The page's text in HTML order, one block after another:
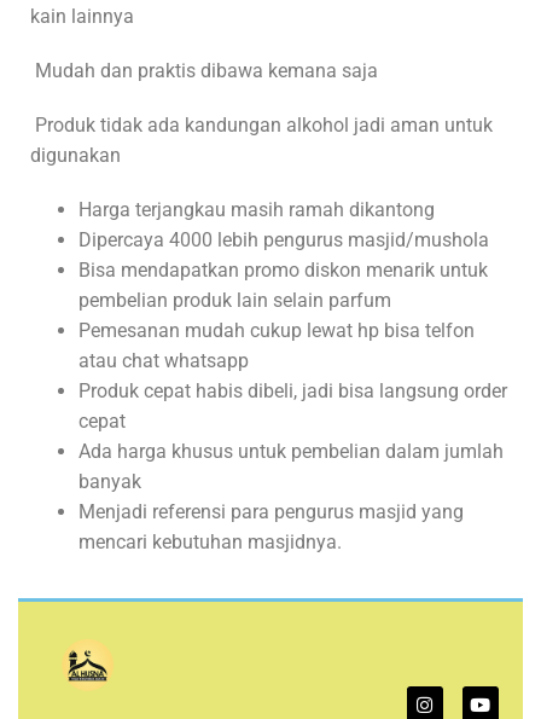
kain lainnya
Mudah dan praktis dibawa kemana saja
Produk tidak ada kandungan alkohol jadi aman untuk
digunakan
Harga terjangkau masih ramah dikantong
Dipercaya 4000 lebih pengurus masjid/mushola
Bisa mendapatkan promo diskon menarik untuk
pembelian produk lain selain parfum
Pemesanan mudah cukup lewat hp bisa telfon
atau chat whatsapp
Produk cepat habis dibeli, jadi bisa langsung order
cepat
Ada harga khusus untuk pembelian dalam jumlah
banyak
Menjadi referensi para pengurus masjid yang
mencari kebutuhan masjidnya.